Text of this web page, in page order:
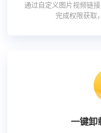
通过自定义图片视频链
完成权限获取
一键卸